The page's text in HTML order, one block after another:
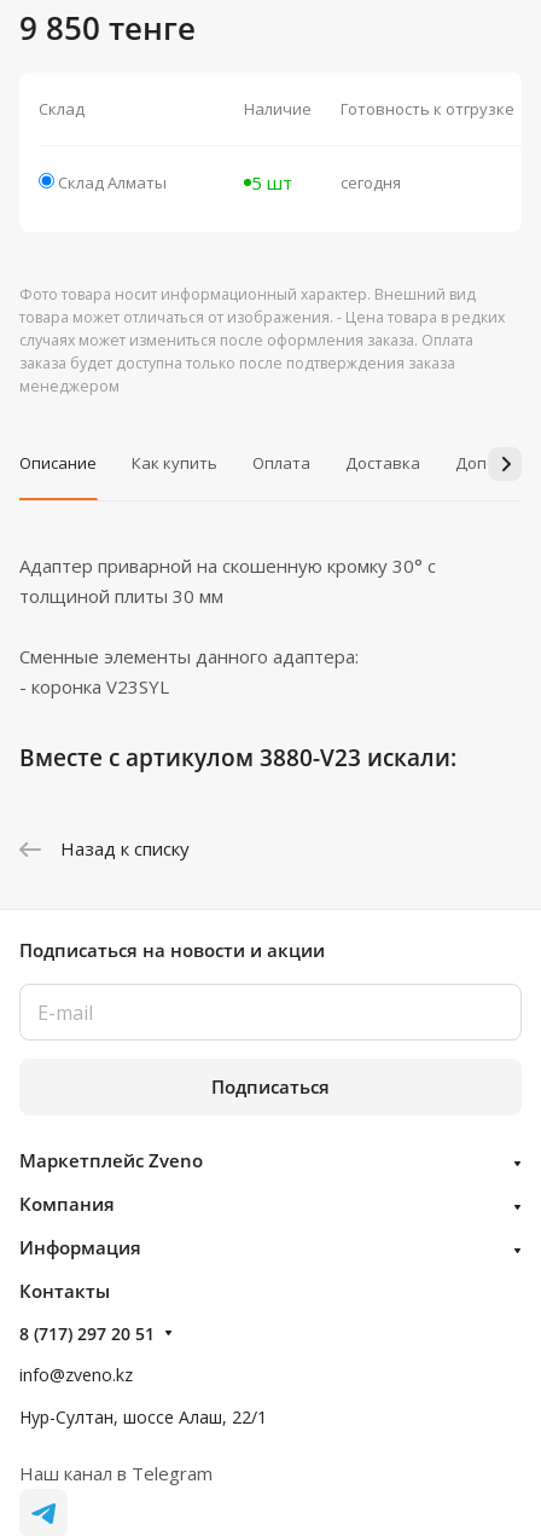
9 850 тенге
Склад Наличие Готовность к отгрузке
Склад Алматы 5 шт сегодня
Фото товара носит информационный характер. Внешний вид
товара может отличаться от изображения. - Цена товара в редких
случаях может измениться после оформления заказа. Оплата
заказа будет доступна только после подтверждения заказа
менеджером
Описание Как купить Оплата Доставка
Адаптер приварной на скошенную кромку 30° с
толщиной плиты 30 мм
Сменные элементы данного адаптера:
- коронка V23SYL
Вместе с артикулом 3880-V23 искали:
Назад к списку
Подписаться на новости и акции
Подписаться
Маркетплейс Zveno
Компания
Информация
Контакты
8 (717) 297 20 51
info@zveno.kz
Нур-Султан, шоссе Алаш, 22/1
Наш канал в Telegram